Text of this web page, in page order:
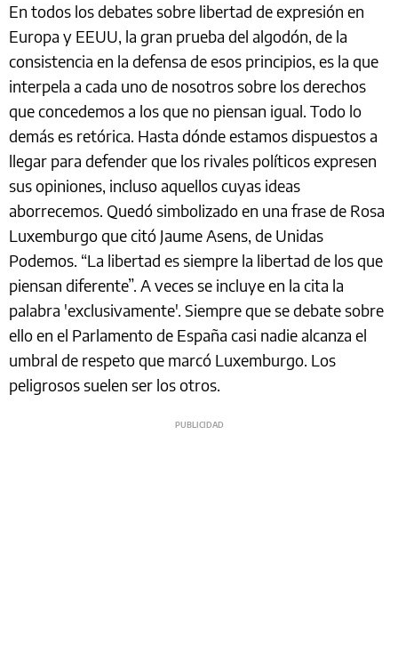
En todos los debates sobre libertad de expresión en
Europa y EEUU, la gran prueba del algodón, de la
consistencia en la defensa de esos principios, es la que
interpela a cada uno de nosotros sobre los derechos
que concedemos a los que no piensan igual. Todo lo
demás es retórica. Hasta dónde estamos dispuestos a
llegar para defender que los rivales políticos expresen
sus opiniones, incluso aquellos cuyas ideas
aborrecemos. Quedó simbolizado en una frase de Rosa
Luxemburgo que citó Jaume Asens, de Unidas
Podemos. “La libertad es siempre la libertad de los que
piensan diferente”. A veces se incluye en la cita la
palabra 'exclusivamente'. Siempre que se debate sobre
ello en el Parlamento de España casi nadie alcanza el
umbral de respeto que marcó Luxemburgo. Los
peligrosos suelen ser los otros.